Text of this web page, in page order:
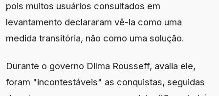
pois muitos usuários consultados em
levantamento declararam vê-la como uma
medida transitória, não como uma solução.
Durante o governo Dilma Rousseff, avalia ele,
foram "incontestáveis" as conquistas, seguidas